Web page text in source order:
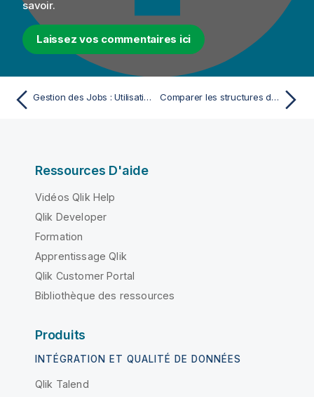
savoir.
Laissez vos commentaires ici
Gestion des Jobs : Utilisation avancée Comparer les structures de base de données
Ressources D'aide
Vidéos Qlik Help
Qlik Developer
Formation
Apprentissage Qlik
Qlik Customer Portal
Bibliothèque des ressources
Produits
INTÉGRATION ET QUALITÉ DE DONNÉES
Qlik Talend